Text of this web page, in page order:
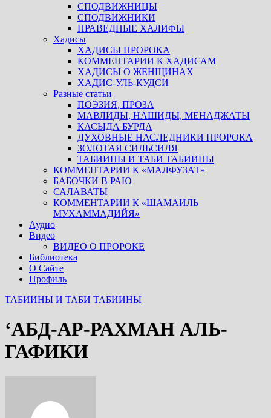
СПОДВИЖНИЦЫ
СПОДВИЖНИКИ
ПРАВЕДНЫЕ ХАЛИФЫ
Хадисы
ХАДИСЫ ПРОРОКА
КОММЕНТАРИИ К ХАДИСАМ
ХАДИСЫ О ЖЕНЩИНАХ
ХАДИС-УЛЬ-КУДСИ
Разные статьи
ПОЭЗИЯ, ПРОЗА
МАВЛИДЫ, НАШИДЫ, МЕНАДЖАТЫ
КАСЫДА БУРДА
ДУХОВНЫЕ НАСЛЕДНИКИ ПРОРОКА
ЗОЛОТАЯ СИЛЬСИЛЯ
ТАБИИНЫ И ТАБИ ТАБИИНЫ
КОММЕНТАРИИ К «МАЛФУЗАТ»
БАБОЧКИ В РАЮ
САЛАВАТЫ
КОММЕНТАРИИ К «ШАМАИЛЬ
МУХАММАДИЙЯ»
Аудио
Видео
ВИДЕО О ПРОРОКЕ
Библиотека
О Сайте
Профиль
ТАБИИНЫ И ТАБИ ТАБИИНЫ
‘АБД-АР-РАХМАН АЛЬ-
ГАФИКИ